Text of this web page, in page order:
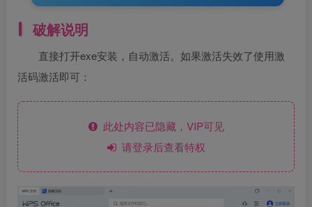
破解说明
直接打开exe安装，自动激活。如果激活失效了使用激
活码激活即可：
此处内容已隐藏，VIP可见
请登录后查看特权